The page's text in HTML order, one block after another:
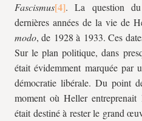
Fascismus
. La question
dernières années de la vie de
modo, de 1928 à 1933. Ces
Sur le plan politique, dans
était évidemment marquée par
démocratie libérale. Du point
moment où Heller
était destiné à rester le grand